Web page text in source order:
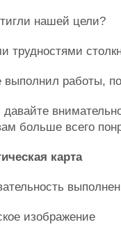
нашей цели?
трудностями
выполнил работы,
давайте
больше всего
карта
изображение